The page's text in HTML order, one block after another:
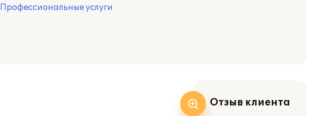
Профессиональные услуги
Отзыв клиента